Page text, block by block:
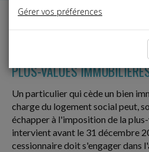
PLUS-VALUES
Un particulier qui cède un bien
charge du logement social peut,
échapper à l'imposition de la
intervient avant le 31 décembre
cessionnaire doit s'engager dans
Gérer vos préférences